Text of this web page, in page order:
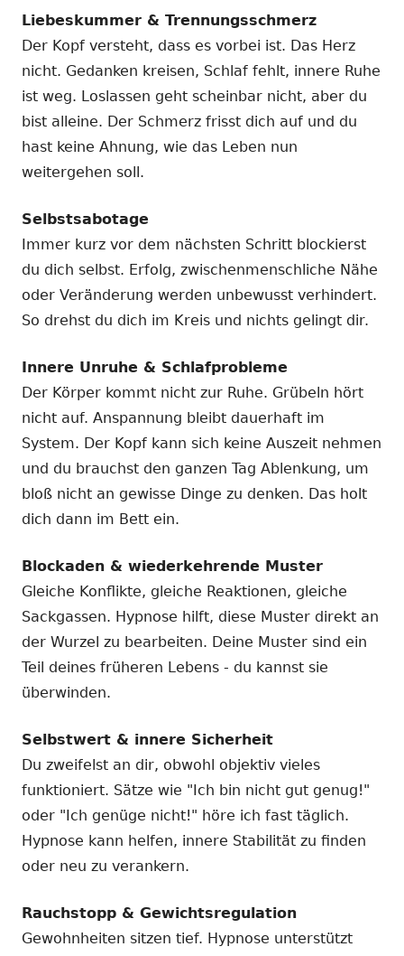
Liebeskummer & Trennungsschmerz
Der Kopf versteht, dass es vorbei ist. Das Herz
nicht. Gedanken kreisen, Schlaf fehlt, innere Ruhe
ist weg. Loslassen geht scheinbar nicht, aber du
bist alleine. Der Schmerz frisst dich auf und du
hast keine Ahnung, wie das Leben nun
weitergehen soll.
Selbstsabotage
Immer kurz vor dem nächsten Schritt blockierst
du dich selbst. Erfolg, zwischenmenschliche Nähe
oder Veränderung werden unbewusst verhindert.
So drehst du dich im Kreis und nichts gelingt dir.
Innere Unruhe & Schlafprobleme
Der Körper kommt nicht zur Ruhe. Grübeln hört
nicht auf. Anspannung bleibt dauerhaft im
System. Der Kopf kann sich keine Auszeit nehmen
und du brauchst den ganzen Tag Ablenkung, um
bloß nicht an gewisse Dinge zu denken. Das holt
dich dann im Bett ein.
Blockaden & wiederkehrende Muster
Gleiche Konflikte, gleiche Reaktionen, gleiche
Sackgassen. Hypnose hilft, diese Muster direkt an
der Wurzel zu bearbeiten. Deine Muster sind ein
Teil deines früheren Lebens - du kannst sie
überwinden.
Selbstwert & innere Sicherheit
Du zweifelst an dir, obwohl objektiv vieles
funktioniert. Sätze wie "Ich bin nicht gut genug!"
oder "Ich genüge nicht!" höre ich fast täglich.
Hypnose kann helfen, innere Stabilität zu finden
oder neu zu verankern.
Rauchstopp & Gewichtsregulation
Gewohnheiten sitzen tief. Hypnose unterstützt